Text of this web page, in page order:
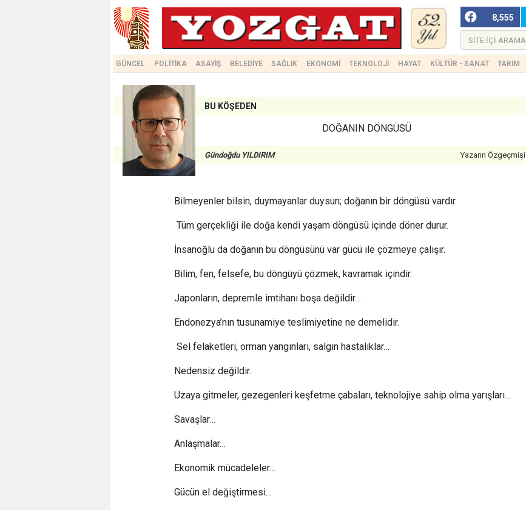
8,555
GÜNCEL POLİTİKA ASAYİŞ BELEDİYE SAĞLIK EKONOMİ TEKNOLOJİ HAYAT KÜLTÜR - SANAT TARIM
BU KÖŞEDEN
DOĞANIN DÖNGÜSÜ
Gündoğdu YILDIRIM Yazarın Özgeçmişi
Bilmeyenler bilsin, duymayanlar duysun; doğanın bir döngüsü vardır.
Tüm gerçekliği ile doğa kendi yaşam döngüsü içinde döner durur.
İnsanoğlu da doğanın bu döngüsünü var gücü ile çözmeye çalışır.
Bilim, fen, felsefe; bu döngüyü çözmek, kavramak içindir.
Japonların, depremle imtihanı boşa değildir…
Endonezya’nın tusunamiye teslimiyetine ne demelidir.
Sel felaketleri, orman yangınları, salgın hastalıklar…
Nedensiz değildir.
Uzaya gitmeler, gezegenleri keşfetme çabaları, teknolojiye sahip olma yarışları…
Savaşlar…
Anlaşmalar…
Ekonomik mücadeleler…
Gücün el değiştirmesi…